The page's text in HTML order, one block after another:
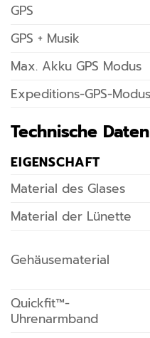
GPS
GPS + Musik
Max. Akku GPS Modus
Expeditions-GPS-Modus
Technische
EIGENSCHAFT
Material des Glases
Material der Lünette
Gehäusematerial
Quickfit™-
Uhrenarmband